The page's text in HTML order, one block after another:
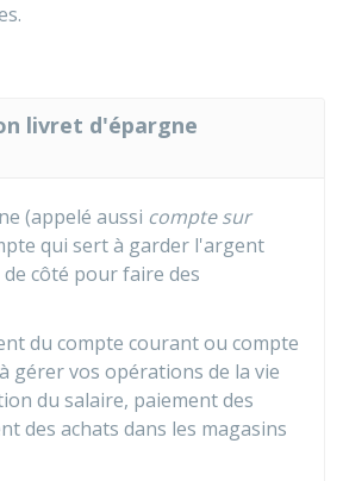
livret d'épargne
(appelé aussi compte sur
qui sert à garder l'argent
côté pour faire des
du compte courant ou compte
gérer vos opérations de la vie
du salaire, paiement des
des achats dans les magasins